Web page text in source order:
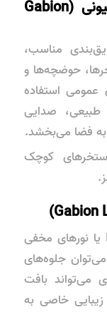
۲.۳. عناصر آبی و فواره‌های گابیونی (Gabion
مناسب،
حوضچه‌ها و
استفاده
صدایی
به فضا می‌بخشد.
کوچک
روش طراحی: با تعبیه چراغ‌های LED یا نورهای مخفی
جلوه‌های
می‌تواند بافت
خاصی به